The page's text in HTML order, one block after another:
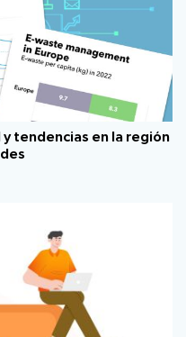
tendencias en la región